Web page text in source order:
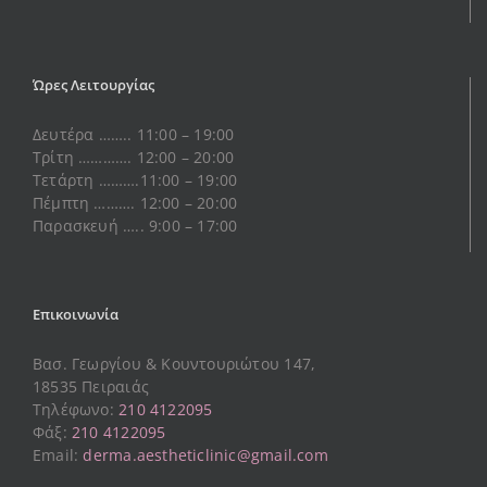
Ώρες Λειτουργίας
Δευτέρα …….. 11:00 – 19:00
Τρίτη …………. 12:00 – 20:00
Τετάρτη ……….11:00 – 19:00
Πέμπτη ………. 12:00 – 20:00
Παρασκευή ….. 9:00 – 17:00
Επικοινωνία
Βασ. Γεωργίου & Κουντουριώτου 147,
18535 Πειραιάς
Τηλέφωνο:210 4122095
Φάξ:210 4122095
Email:derma.aestheticlinic@gmail.com